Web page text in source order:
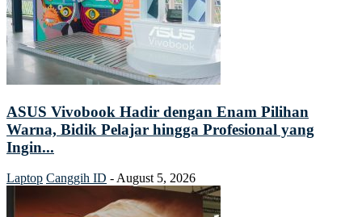
ASUS Vivobook Hadir dengan Enam Pilihan
Warna, Bidik Pelajar hingga Profesional yang
Ingin...
Laptop Canggih ID - August 5, 2026